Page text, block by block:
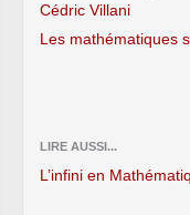
Cédric Villani
Les mathématiques
LIRE AUSSI...
L’infini en